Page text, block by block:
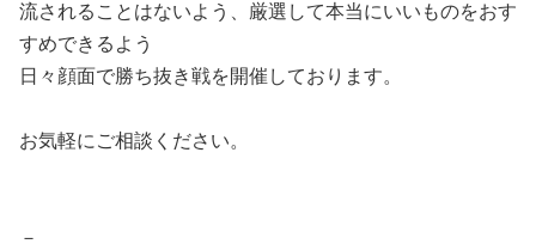
流されることはないよう、厳選して本当にいいものをおす
すめできるよう
日々顔面で勝ち抜き戦を開催しております。
お気軽にご相談ください。
－